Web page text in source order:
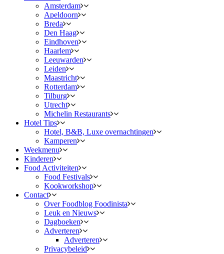
Amsterdam
Apeldoorn
Breda
Den Haag
Eindhoven
Haarlem
Leeuwarden
Leiden
Maastricht
Rotterdam
Tilburg
Utrecht
Michelin Restaurants
Hotel Tips
Hotel, B&B, Luxe overnachtingen
Kamperen
Weekmenu
Kinderen
Food Activiteiten
Food Festivals
Kookworkshop
Contact
Over Foodblog Foodinista
Leuk en Nieuws
Dagboeken
Adverteren
Adverteren
Privacybeleid